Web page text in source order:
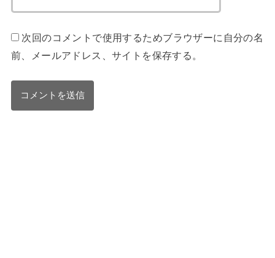
次回のコメントで使用するためブラウザーに自分の名
前、メールアドレス、サイトを保存する。